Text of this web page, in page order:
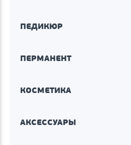
ПЕДИКЮР
ПЕРМАНЕНТ
КОСМЕТИКА
АКСЕССУАРЫ